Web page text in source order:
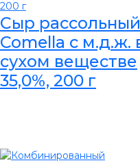
Сыр рассольный
Comella с м.д.ж.
сухом веществе
35,0%, 200 г